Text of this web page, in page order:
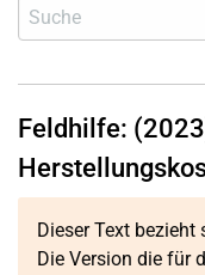
Feldhilfe:
Dieser Text bezieht
Die Version die für